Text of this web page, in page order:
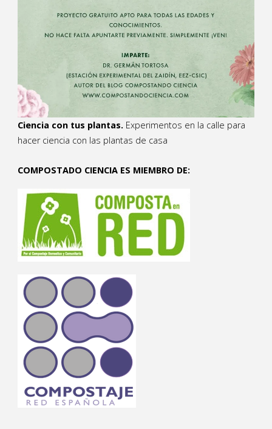
Ciencia con tus plantas. Experimentos en la calle para
hacer ciencia con las plantas de casa
COMPOSTADO CIENCIA ES MIEMBRO DE: